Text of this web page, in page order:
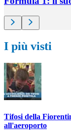
I più visti
Tifosi della
all'aeroporto